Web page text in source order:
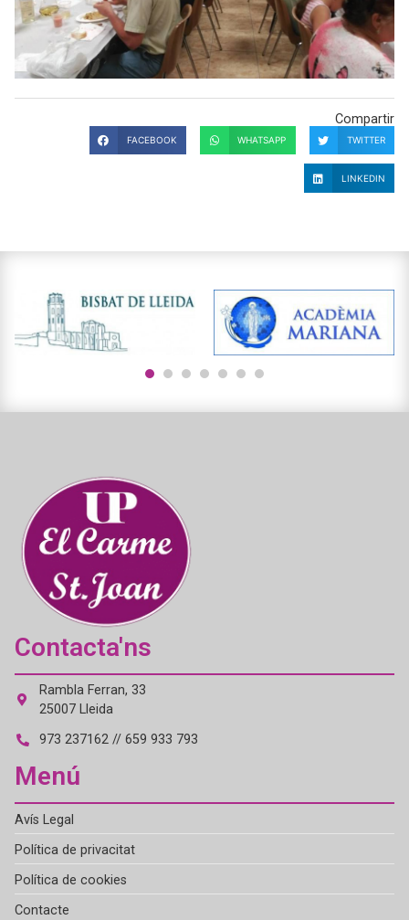
Compartir
FACEBOOK WHATSAPP TWITTER
LINKEDIN
Contacta'ns
Rambla Ferran, 33
25007 Lleida
973 237162 // 659 933 793
Menú
Avís Legal
Política de privacitat
Política de cookies
Contacte